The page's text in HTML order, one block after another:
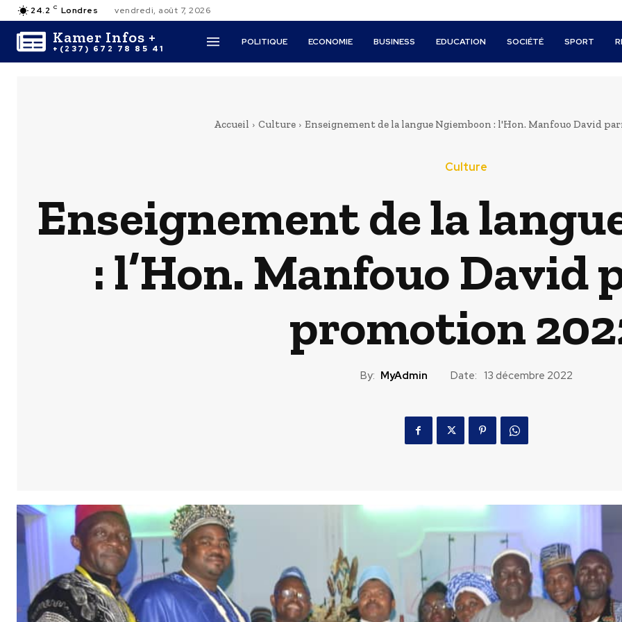
24.2 C Londres vendredi, août 7, 2026
Kamer Infos +
+(237) 672 78 85 41
POLITIQUE ECONOMIE BUSINESS EDUCATION SOCIÉTÉ SPORT
Accueil Culture Enseignement de la langue Ngiemboon : l'Hon. Manfouo David
Culture
Enseignement de la
: l’Hon. Manfouo David
promotion
By: MyAdmin Date: 13 décembre 2022